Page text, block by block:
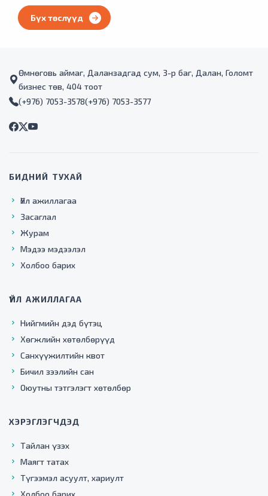
иргэдийн эрүүл, аюулгүй орчинд тав тухтай амьдарч,
ажиллах орчин, нөхцөлийг бүрдүүлэхэд нэн тэргүүнд
сумын төвийн инженерийн шугам сүлжээг өргөтгөж гэр
Бүх төслүүд
Өмнөговь аймаг, Даланзадгад сум, 3-р баг, Далан, Голомт
бизнес төв, 404 тоот
(+976) 7053-3578(+976) 7053-3577
БИДНИЙ ТУХАЙ
Үйл ажиллагаа
Засаглал
Журам
Мэдээ мэдээлэл
Холбоо барих
ҮЙЛ АЖИЛЛАГАА
Нийгмийн дэд бүтэц
Хөгжлийн хөтөлбөрүүд
Санхүүжилтийн квот
Бичил зээлийн сан
Оюутны тэтгэлэгт хөтөлбөр
ХЭРЭГЛЭГЧДЭД
Тайлан үзэх
Маягт татах
Түгээмэл асуулт, хариулт
Холбоо барих